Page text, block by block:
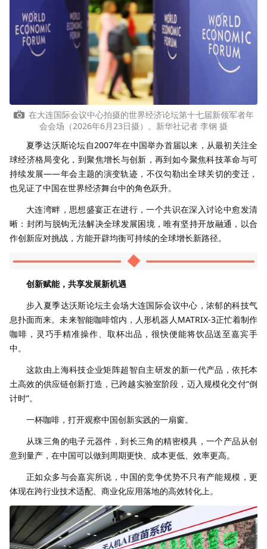
在大连国际会议中心拍摄的世界经济论坛第十七届新领军者年
会会场（2026年6月23日摄）。新华社记者 李钢 摄
夏季达沃斯论坛自2007年在中国举办首届以来，从最初关注全
球经济格局变化，到聚焦增长与创新，再到如今聚焦科技革命与可
持续发展——年会主题的演变轨迹，不仅勾勒出全球关切的变迁，
也见证了中国在世界经济舞台中的角色跃升。
大连湾畔，思想盛宴正在进行，一个共识在深入讨论中愈发清
晰：封闭与脱钩无法解决全球发展困境，唯有坚持开放融通，以合
作创新应对挑战，方能开辟均衡可持续的全球增长新路径。
创新赋能，共享发展新机遇
步入夏季达沃斯论坛主会场大连国际会议中心，浓郁的科技气
息扑面而来。未来智能咖啡馆内，人形机器人MATRIX-3正忙着制作
咖啡，灵巧手精准操作、取杯出品，很快便能将饮品送至嘉宾手
中。
这款由上海科技企业矩阵超智自主研发的新一代产品，依托本
土高效的供应链创新打造，已跨越实验室阶段，迈入规模化交付“倒
计时”。
一杯咖啡，打开观察中国创新实践的一扇窗。
从珠三角的电子元器件，到长三角的精密模具，一个产品从创
意到量产，在中国可以做到周期更快、成本更低、效率更高。
正如众多与会嘉宾所说，中国的竞争优势不只有产能规模，更
体现在跨行业技术适配、商业化应用落地的高效转化上。